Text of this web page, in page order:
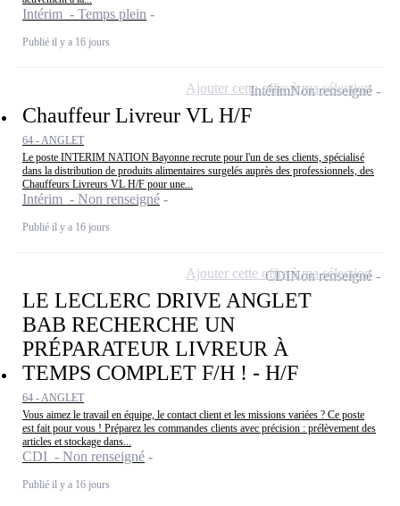
Intérim - Temps plein
Publié il y a 16 jours
Chauffeur Livreur VL H/F
64 - ANGLET
Le poste INTERIM NATION Bayonne recrute pour l'un de ses clients, spécialisé
dans la distribution de produits alimentaires surgelés auprès des professionnels, des
Chauffeurs Livreurs VL H/F pour une...
Intérim - Non renseigné
Publié il y a 16 jours
IntérimNon renseigné
Ajouter cette offre à ma sélection
LE LECLERC DRIVE ANGLET
BAB RECHERCHE UN
PRÉPARATEUR LIVREUR À
TEMPS COMPLET F/H ! - H/F
64 - ANGLET
Vous aimez le travail en équipe, le contact client et les missions variées ? Ce poste
est fait pour vous ! Préparez les commandes clients avec précision : prélèvement des
articles et stockage dans...
CDI - Non renseigné
Publié il y a 16 jours
CDINon renseigné
Ajouter cette offre à ma sélection